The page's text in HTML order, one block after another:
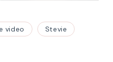
video Stevie